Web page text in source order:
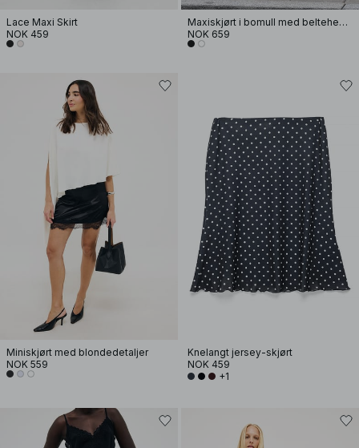
Lace Maxi Skirt
NOK 459
Maxiskjørt i bomull med beltehemper
NOK 659
Miniskjørt med blondedetaljer
NOK 559
Knelangt jersey-skjørt
NOK 459
+1